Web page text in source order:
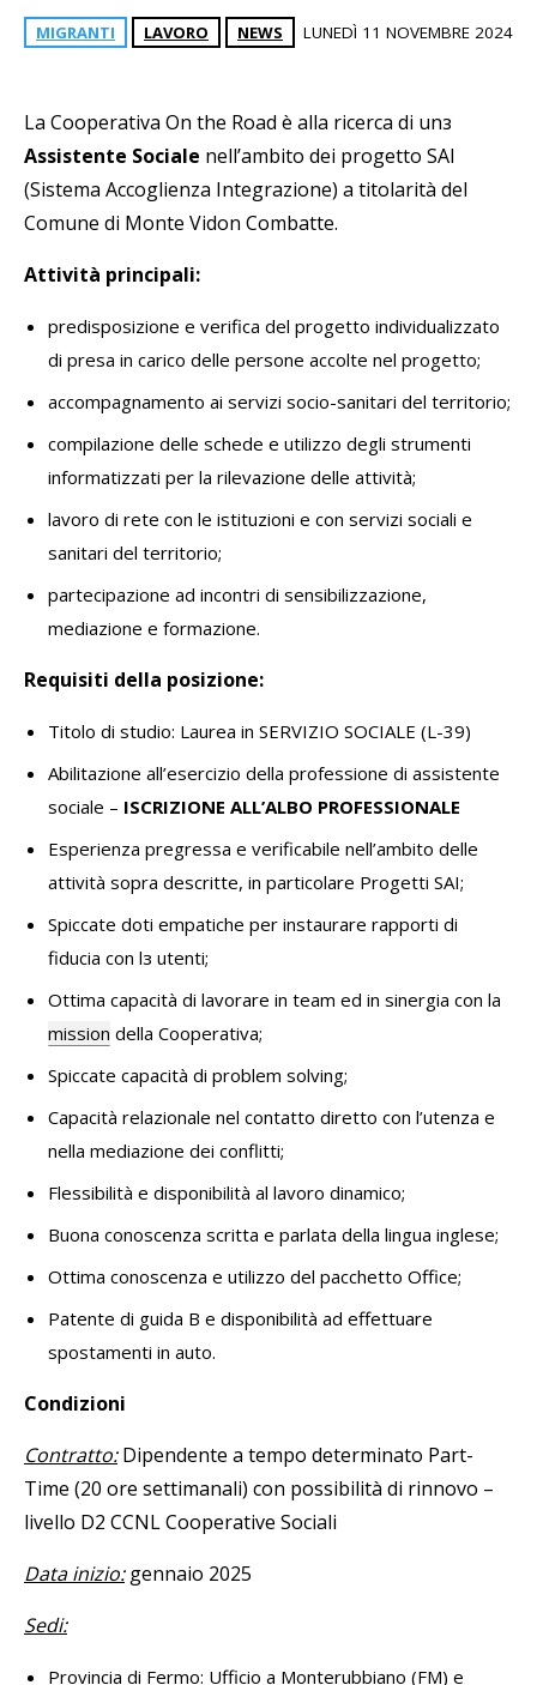
MIGRANTI LAVORO NEWS LUNEDÌ 11 NOVEMBRE 2024
La Cooperativa On the Road è alla ricerca di unз
Assistente Sociale nell’ambito dei progetto SAI
(Sistema Accoglienza Integrazione) a titolarità del
Comune di Monte Vidon Combatte.
Attività principali:
predisposizione e verifica del progetto individualizzato
di presa in carico delle persone accolte nel progetto;
accompagnamento ai servizi socio-sanitari del territorio;
compilazione delle schede e utilizzo degli strumenti
informatizzati per la rilevazione delle attività;
lavoro di rete con le istituzioni e con servizi sociali e
sanitari del territorio;
partecipazione ad incontri di sensibilizzazione,
mediazione e formazione.
Requisiti della posizione:
Titolo di studio: Laurea in SERVIZIO SOCIALE (L-39)
Abilitazione all’esercizio della professione di assistente
sociale – ISCRIZIONE ALL’ALBO PROFESSIONALE
Esperienza pregressa e verificabile nell’ambito delle
attività sopra descritte, in particolare Progetti SAI;
Spiccate doti empatiche per instaurare rapporti di
fiducia con lз utenti;
Ottima capacità di lavorare in team ed in sinergia con la
mission della Cooperativa;
Spiccate capacità di problem solving;
Capacità relazionale nel contatto diretto con l’utenza e
nella mediazione dei conflitti;
Flessibilità e disponibilità al lavoro dinamico;
Buona conoscenza scritta e parlata della lingua inglese;
Ottima conoscenza e utilizzo del pacchetto Office;
Patente di guida B e disponibilità ad effettuare
spostamenti in auto.
Condizioni
Contratto:Dipendente a tempo determinato Part-
Time (20 ore settimanali) con possibilità di rinnovo –
livello D2 CCNL Cooperative Sociali
Data inizio:gennaio 2025
Sedi:
Provincia di Fermo: Ufficio a Monterubbiano (FM) e